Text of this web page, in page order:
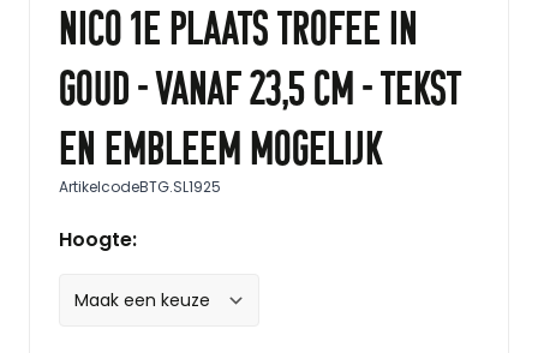
Nico 1e plaats trofee in
goud - vanaf 23,5 cm - tekst
en embleem mogelijk
ArtikelcodeBTG.SL1925
Hoogte: